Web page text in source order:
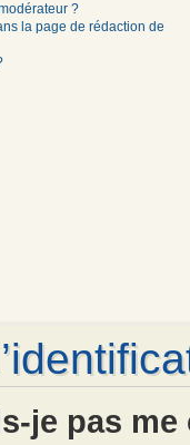
?
la page de rédaction de
je pas